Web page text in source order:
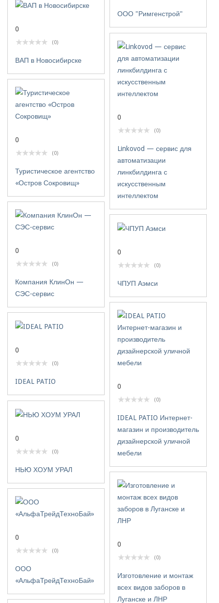
ООО "Римгенстрой"
0
(0)
ВАП в Новосибирске
0
(0)
Linkovod — сервис для
автоматизации
линкбилдинга с
искусственным
интеллектом
0
(0)
Туристическое агентство
«Остров Сокровищ»
0
(0)
Компания КлинОн —
СЭС-сервис
0
(0)
ЧПУП Аэмси
0
(0)
IDEAL PATIO Интернет-
магазин и производитель
дизайнерской уличной
мебели
0
(0)
IDEAL PATIO
0
(0)
НЬЮ ХОУМ УРАЛ
0
(0)
Изготовление и монтаж
всех видов заборов в
Луганске и ЛНР
0
(0)
ООО
«АльфаТрейдТехноБай»